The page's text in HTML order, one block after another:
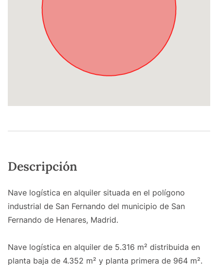
Descripción
Nave logística en alquiler situada en el polígono
industrial de San Fernando del municipio de San
Fernando de Henares, Madrid.
Nave logística en alquiler de 5.316 m² distribuida en
planta baja de 4.352 m² y planta primera de 964 m².